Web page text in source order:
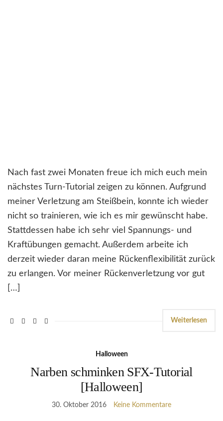
Nach fast zwei Monaten freue ich mich euch mein
nächstes Turn-Tutorial zeigen zu können. Aufgrund
meiner Verletzung am Steißbein, konnte ich wieder
nicht so trainieren, wie ich es mir gewünscht habe.
Stattdessen habe ich sehr viel Spannungs- und
Kraftübungen gemacht. Außerdem arbeite ich
derzeit wieder daran meine Rückenflexibilität zurück
zu erlangen. Vor meiner Rückenverletzung vor gut
[…]
Weiterlesen
Halloween
Narben schminken SFX-Tutorial
[Halloween]
30. Oktober 2016 Keine Kommentare